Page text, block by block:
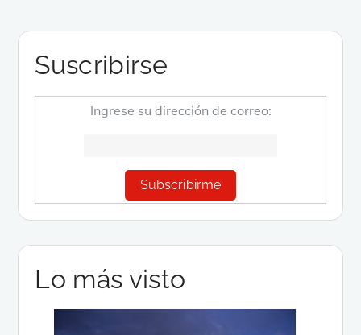
Suscribirse
Ingrese su dirección de correo:
Lo más visto